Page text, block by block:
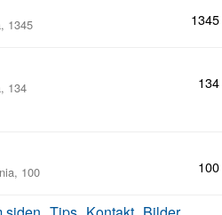
1345 1345
134 134
100 100